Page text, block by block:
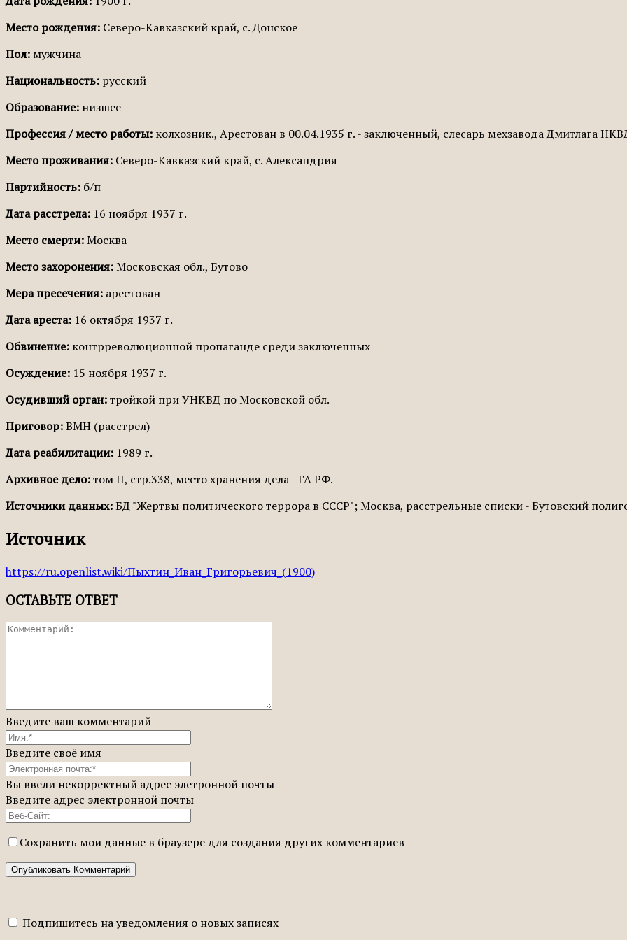
Место рождения: Северо-Кавказский край, с. Донское
Пол: мужчина
Национальность: русский
Образование: низшее
Профессия / место работы: колхозник., Арестован в 00.04.1935 г. - заключенный, слесарь мехзавода Дмитлага
Место проживания: Северо-Кавказский край, с. Александрия
Партийность: б/п
Дата расстрела: 16 ноября 1937 г.
Место смерти:Москва
Место захоронения:Московская обл., Бутово
Мера пресечения: арестован
Дата ареста: 16 октября 1937 г.
Обвинение: контрреволюционной пропаганде среди заключенных
Осуждение: 15 ноября 1937 г.
Осудивший орган:тройкой при УНКВД по Московской обл.
Приговор:ВМН (расстрел)
Дата реабилитации: 1989 г.
Архивное дело:том II, стр.338, место хранения дела - ГА РФ.
Источники данных:БД "Жертвы политического террора в СССР"; Москва, расстрельные списки - Бутовский
Источник
https://ru.openlist.wiki/Пыхтин_Иван_Григорьевич_(1900)
ОСТАВЬТЕ ОТВЕТ
Введите ваш комментарий
Введите своё имя
Вы ввели некорректный адрес элетронной почты
Введите адрес электронной почты
Сохранить мои данные в браузере для создания других комментариев
Подпишитесь на уведомления о новых записях